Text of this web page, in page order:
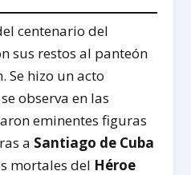
centenario del
sus restos al panteón
Se hizo un acto
observa en las
eminentes figuras
a Santiago de Cuba
mortales del Héroe